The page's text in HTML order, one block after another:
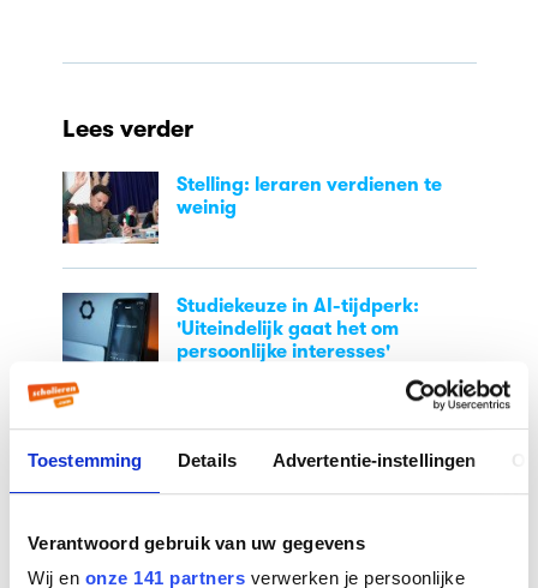
Toestemming Details Advertentie-instellingen
Verantwoord gebruik van uw gegevens
Wij en onze 141 partners verwerken je persoonlijke
Lees verder
Stelling: leraren verdienen te
weinig
Studiekeuze in AI-tijdperk:
'Uiteindelijk gaat het om
persoonlijke interesses'
TeamNL strijdt om de wereldtitel
in debatteren